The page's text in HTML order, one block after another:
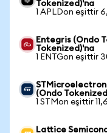
Tokenized)'na
1 APLDon eşittir
Entegris (Ondo
Tokenized)'na
1 ENTGon eşittir
(Ondo
1 STMon eşittir
Lattice